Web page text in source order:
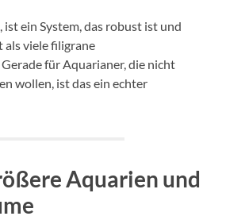
ist ein System, das robust ist und
als viele filigrane
für Aquarianer, die nicht
wollen, ist das ein echter
Aquarien und